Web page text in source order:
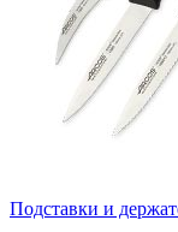
Подставки и